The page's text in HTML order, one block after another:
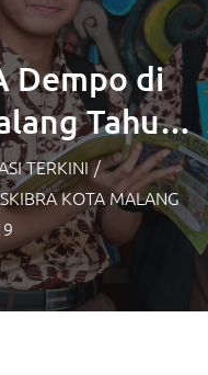
Dempo di
Tahun
TERKINI /
KOTA MALANG